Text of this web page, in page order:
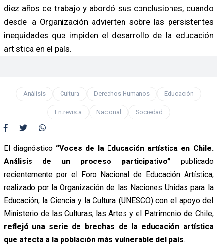
diez años de trabajo y abordó sus conclusiones, cuando
desde la Organización advierten sobre las persistentes
inequidades que impiden el desarrollo de la educación
artística en el país.
Análisis Cultura Derechos Humanos Educación
Entrevista Nacional Sociedad
El diagnóstico “Voces de la Educación artística en Chile.
Análisis de un proceso participativo”publicado
recientemente por el Foro Nacional de Educación Artística,
realizado por la Organización de las Naciones Unidas para la
Educación, la Ciencia y la Cultura (UNESCO) con el apoyo del
Ministerio de las Culturas, las Artes y el Patrimonio de Chile,
reflejó una serie de brechas de la educación artística
que afecta a la población más vulnerable del país.